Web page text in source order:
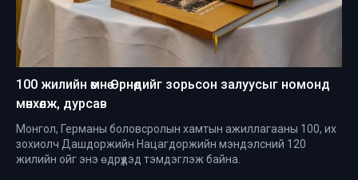
100 жилийн өмнө Өрнөдийг зорьсон залуусыг номонд
мөнхөлж, дурсав
Монгол, Германы боловсролын хамтын ажиллагааны 100, их
зохиолч Дашдоржийн Нацагдоржийн мэндэлсний 120
жилийн ойг энэ өдрүүдэд тэмдэглэж байна.